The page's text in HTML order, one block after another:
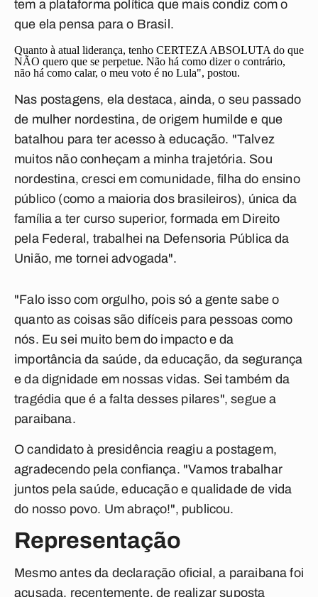
tem a plataforma política que mais condiz com o
que ela pensa para o Brasil.
Quanto à atual liderança, tenho CERTEZA ABSOLUTA do que
NÃO quero que se perpetue. Não há como dizer o contrário,
não há como calar, o meu voto é no Lula", postou.
Nas postagens, ela destaca, ainda, o seu passado
de mulher nordestina, de origem humilde e que
batalhou para ter acesso à educação. "Talvez
muitos não conheçam a minha trajetória. Sou
nordestina, cresci em comunidade, filha do ensino
público (como a maioria dos brasileiros), única da
família a ter curso superior, formada em Direito
pela Federal, trabalhei na Defensoria Pública da
União, me tornei advogada".
"Falo isso com orgulho, pois só a gente sabe o
quanto as coisas são difíceis para pessoas como
nós. Eu sei muito bem do impacto e da
importância da saúde, da educação, da segurança
e da dignidade em nossas vidas. Sei também da
tragédia que é a falta desses pilares", segue a
paraibana.
O candidato à presidência reagiu a postagem,
agradecendo pela confiança. "Vamos trabalhar
juntos pela saúde, educação e qualidade de vida
do nosso povo. Um abraço!", publicou.
Representação
Mesmo antes da declaração oficial, a paraibana foi
acusada, recentemente, de realizar suposta